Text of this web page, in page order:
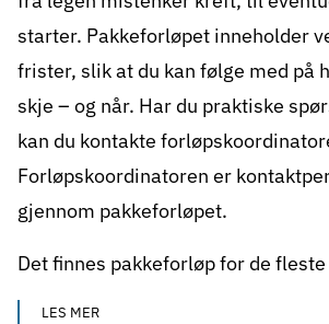
starter. Pakkeforløpet inneholder
frister, slik at du kan følge med på
skje – og når. Har du praktiske
kan du kontakte
Forløpskoordinatoren er
gjennom pakkeforløpet.
Det finnes pakkeforløp for de
LES MER